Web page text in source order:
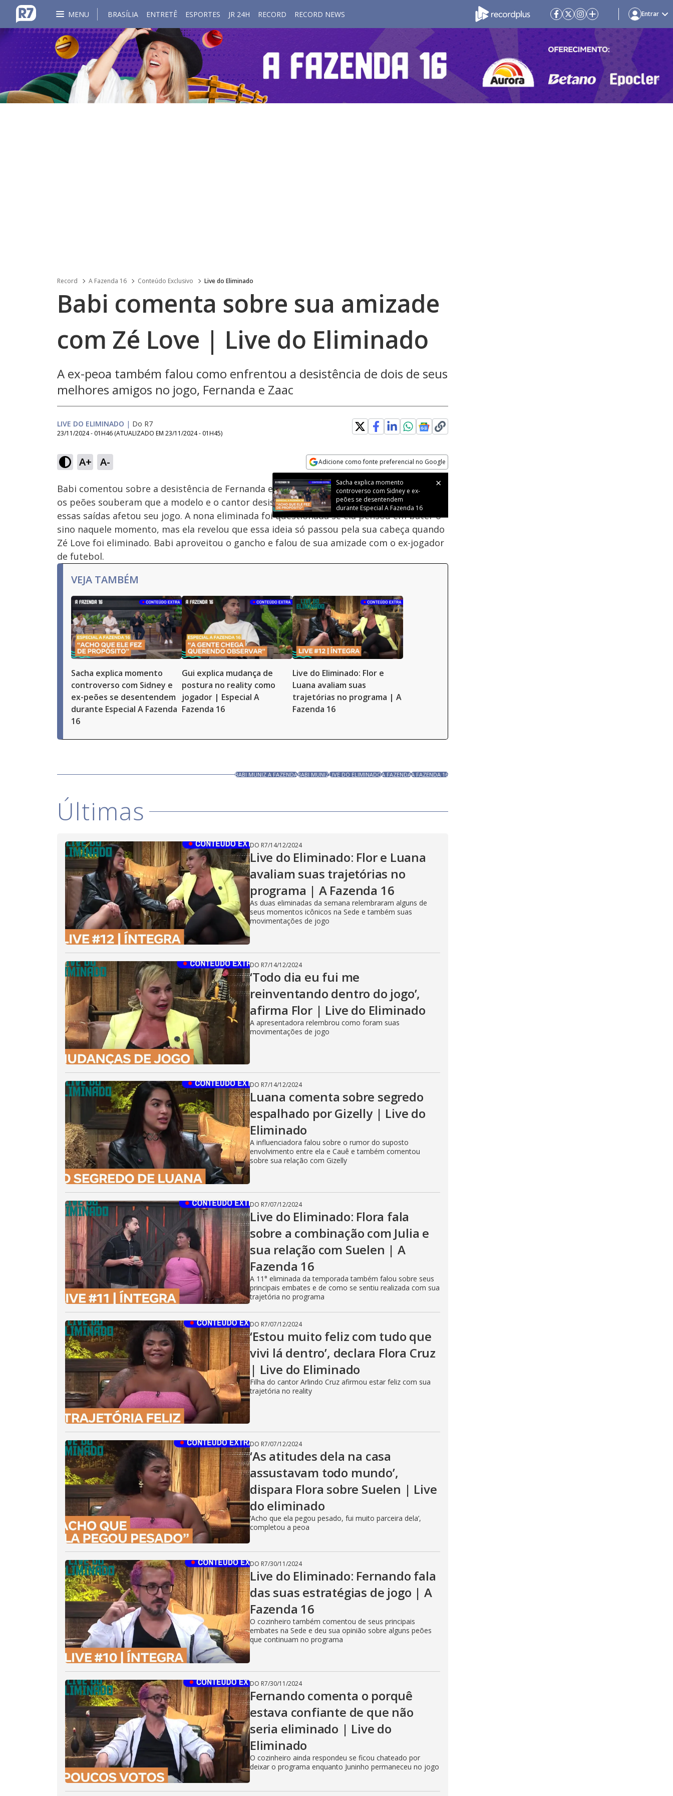
MENU BRASÍLIA ENTRETÊ ESPORTES JR 24H RECORD RECORD NEWS Entrar
Record A Fazenda 16 Conteúdo Exclusivo Live do Eliminado
Babi comenta sobre sua amizade
com Zé Love | Live do Eliminado
A ex-peoa também falou como enfrentou a desistência de dois de seus
melhores amigos no jogo, Fernanda e Zaac
LIVE DO ELIMINADO | Do R7
23/11/2024 - 01H46 (ATUALIZADO EM 23/11/2024 - 01H45)
A+ A- Adicione como fonte preferencial no Google
Opens in new window
Sacha explica momento
controverso com Sidney e ex-
peões se desentendem
durante Especial A Fazenda 16
Ativar
Som
Velocidade
Babi comentou sobre a desistência de Fernanda e Zaac. Ela reviu todo o momento em que
os peões souberam que a modelo e o cantor desistiram do programa e contou como
essas saídas afetou seu jogo. A nona eliminada foi questionada se ela pensou em bater o
sino naquele momento, mas ela revelou que essa ideia só passou pela sua cabeça quando
Zé Love foi eliminado. Babi aproveitou o gancho e falou de sua amizade com o ex-jogador
de futebol.
VEJA TAMBÉM
Sacha explica momento
controverso com Sidney e
ex-peões se desentendem
durante Especial A Fazenda
16
Gui explica mudança de
postura no reality como
jogador | Especial A
Fazenda 16
Live do Eliminado: Flor e
Luana avaliam suas
trajetórias no programa | A
Fazenda 16
BABI MUNIZ A FAZENDABABI MUNIZLIVE DO ELIMINADOA FAZENDAA FAZENDA 16
Últimas
DO R7/14/12/2024
Live do Eliminado: Flor e Luana
avaliam suas trajetórias no
programa | A Fazenda 16
As duas eliminadas da semana relembraram alguns de
seus momentos icônicos na Sede e também suas
movimentações de jogo
DO R7/14/12/2024
‘Todo dia eu fui me
reinventando dentro do jogo’,
afirma Flor | Live do Eliminado
A apresentadora relembrou como foram suas
movimentações de jogo
DO R7/14/12/2024
Luana comenta sobre segredo
espalhado por Gizelly | Live do
Eliminado
A influenciadora falou sobre o rumor do suposto
envolvimento entre ela e Cauê e também comentou
sobre sua relação com Gizelly
DO R7/07/12/2024
Live do Eliminado: Flora fala
sobre a combinação com Julia e
sua relação com Suelen | A
Fazenda 16
A 11° eliminada da temporada também falou sobre seus
principais embates e de como se sentiu realizada com sua
trajetória no programa
DO R7/07/12/2024
‘Estou muito feliz com tudo que
vivi lá dentro’, declara Flora Cruz
| Live do Eliminado
Filha do cantor Arlindo Cruz afirmou estar feliz com sua
trajetória no reality
DO R7/07/12/2024
‘As atitudes dela na casa
assustavam todo mundo’,
dispara Flora sobre Suelen | Live
do eliminado
‘Acho que ela pegou pesado, fui muito parceira dela’,
completou a peoa
DO R7/30/11/2024
Live do Eliminado: Fernando fala
das suas estratégias de jogo | A
Fazenda 16
O cozinheiro também comentou de seus principais
embates na Sede e deu sua opinião sobre alguns peões
que continuam no programa
DO R7/30/11/2024
Fernando comenta o porquê
estava confiante de que não
seria eliminado | Live do
Eliminado
O cozinheiro ainda respondeu se ficou chateado por
deixar o programa enquanto Juninho permaneceu no jogo